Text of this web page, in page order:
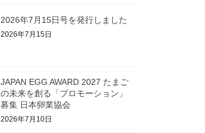
2026年7月15日号を発行しました
2026年7月15日
JAPAN EGG AWARD 2027 たまご
の未来を創る「プロモーション」
募集 日本卵業協会
2026年7月10日